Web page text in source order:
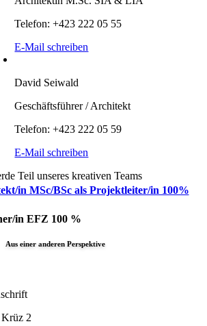
Telefon: +423 222 05 55
E-Mail schreiben
David Seiwald
Geschäftsführer / Architekt
Telefon: +423 222 05 59
E-Mail schreiben
Teil unseres kreativen Teams
in MSc/BSc als Projektleiter/in 100%
in EFZ 100 %
Aus einer anderen Perspektive
2